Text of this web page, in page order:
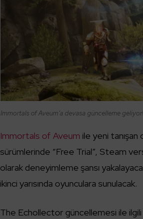
Immortals of Aveum’a devasa güncelleme geliyor!
Immortals of Aveum ile yeni
sürümlerinde “Free Trial”, Steam
olarak deneyimleme şansı
ikinci yarısında oyunculara sunulacak.
The Echollector güncellemesi ile ilgili